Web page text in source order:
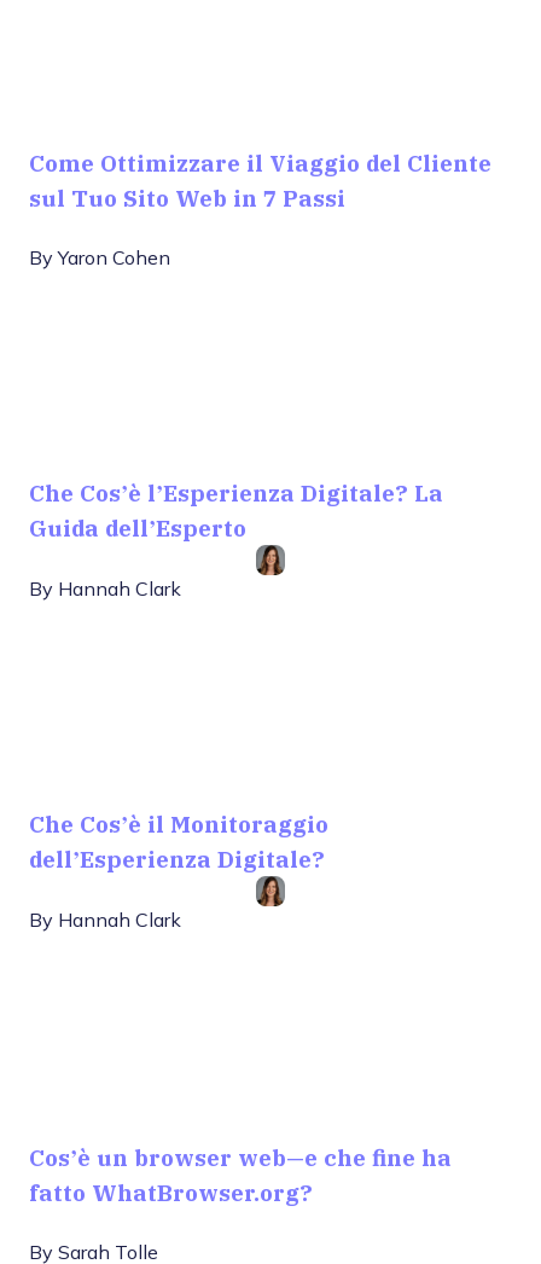
Come Ottimizzare il Viaggio del Cliente
sul Tuo Sito Web in 7 Passi
ByYaron Cohen
Che Cos’è l’Esperienza Digitale? La
Guida dell’Esperto
By Hannah Clark
Che Cos’è il Monitoraggio
dell’Esperienza Digitale?
By Hannah Clark
Cos’è un browser web—e che fine ha
fatto WhatBrowser.org?
By Sarah Tolle